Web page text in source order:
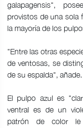
galapagensis",
provistos de una sola
la mayoría de los
"Entre las otras
de ventosas, se
de su espalda", añade.
El pulpo azul es
ventral es de un
patrón de color le